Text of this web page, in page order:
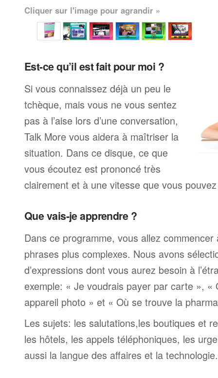
Cliquer sur l'image pour agrandir »
Est-ce qu’il est fait pour moi ?
Si vous connaissez déjà un peu le
tchèque, mais vous ne vous sentez
pas à l’aise lors d’une conversation,
Talk More vous aidera à maîtriser la
situation. Dans ce disque, ce que
vous écoutez est prononcé très
clairement et à une vitesse que vous
Que vais-je apprendre ?
Dans ce programme, vous allez
phrases plus complexes. Nous avons
d’expressions dont vous aurez besoin à
exemple: « Je voudrais payer par carte », «
appareil photo » et « Où se trouve la
Les sujets: les salutations,les boutiques et
les hôtels, les appels téléphoniques, les
aussi la langue des affaires et la technologie.